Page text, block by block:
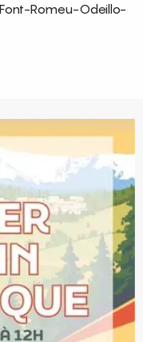
Romeu-Odeillo-